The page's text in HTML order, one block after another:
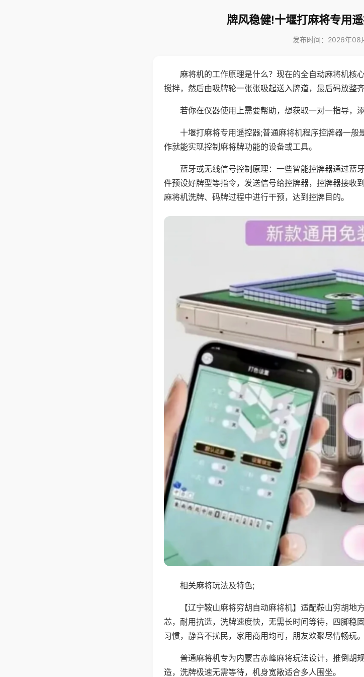
牌风稳健!十堰打麻将专用
发布时间：2026年08
麻将机的工作原理是什么？现在的全自动麻将机核
搅拌，然后由吸牌轮一张张吸起送入牌道，最后码放整
若你在仪器使用上需要帮助，想获取一对一指导，
十堰打麻将专用遥控器;普通麻将机程序控牌器一
作就能实现控制麻将牌功能的设备或工具。
蓝牙或无线信号控制原理：一些智能控牌器通过蓝
件预设好牌型等指令，发送信号给控牌器，控牌器接收
麻将机洗牌、码牌过程中进行干预，达到控牌目的。
相关麻将玩法及特色;
【辽宁鞍山麻将穷胡自动麻将机】适配鞍山穷胡
芯，耐用抗造，洗牌速度快，无需长时间等待，四脚稳
习惯，静音不扰民，家用商用均可，朋友欢聚尽情畅玩。
普通麻将机专为内蒙古赤峰麻将玩法设计，推倒胡
造，洗牌极速无需等待，机身宽敞适合多人围坐。